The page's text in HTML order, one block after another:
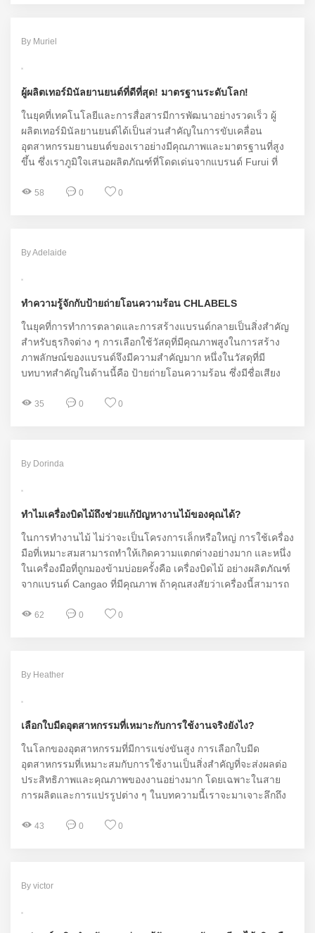
By Muriel
ผู้ผลิตเทอร์มินัลยานยนต์ที่ดีที่สุด! มาตรฐานระดับโลก!
ในยุคที่เทคโนโลยีและการสื่อสารมีการพัฒนาอย่างรวดเร็ว ผู้
ผลิตเทอร์มินัลยานยนต์ได้เป็นส่วนสำคัญในการขับเคลื่อน
อุตสาหกรรมยานยนต์ของเราอย่างมีคุณภาพและมาตรฐานที่สูง
ขึ้น ซึ่งเราภูมิใจเสนอผลิตภัณฑ์ที่โดดเด่นจากแบรนด์ Furui ที่
58 0 0
By Adelaide
ทำความรู้จักกับป้ายถ่ายโอนความร้อน CHLABELS
ในยุคที่การทำการตลาดและการสร้างแบรนด์กลายเป็นสิ่งสำคัญ
สำหรับธุรกิจต่าง ๆ การเลือกใช้วัสดุที่มีคุณภาพสูงในการสร้าง
ภาพลักษณ์ของแบรนด์จึงมีความสำคัญมาก หนึ่งในวัสดุที่มี
บทบาทสำคัญในด้านนี้คือ ป้ายถ่ายโอนความร้อน ซึ่งมีชื่อเสียง
หลายราย
35 0 0
By Dorinda
ทำไมเครื่องบิดไม้ถึงช่วยแก้ปัญหางานไม้ของคุณได้?
ในการทำงานไม้ ไม่ว่าจะเป็นโครงการเล็กหรือใหญ่ การใช้เครื่อง
มือที่เหมาะสมสามารถทำให้เกิดความแตกต่างอย่างมาก และหนึ่ง
ในเครื่องมือที่ถูกมองข้ามบ่อยครั้งคือ เครื่องบิดไม้ อย่างผลิตภัณฑ์
จากแบรนด์ Cangao ที่มีคุณภาพ ถ้าคุณสงสัยว่าเครื่องนี้สามารถ
62 0 0
By Heather
เลือกใบมีดอุตสาหกรรมที่เหมาะกับการใช้งานจริงยังไง?
ในโลกของอุตสาหกรรมที่มีการแข่งขันสูง การเลือกใบมีด
อุตสาหกรรมที่เหมาะสมกับการใช้งานเป็นสิ่งสำคัญที่จะส่งผลต่อ
ประสิทธิภาพและคุณภาพของงานอย่างมาก โดยเฉพาะในสาย
การผลิตและการแปรรูปต่าง ๆ ในบทความนี้เราจะมาเจาะลึกถึง
ความต้องการเฉพาะด้าน เพื่อให้คุณมั่นใจว่าการตัดและการ
43 0 0
By victor